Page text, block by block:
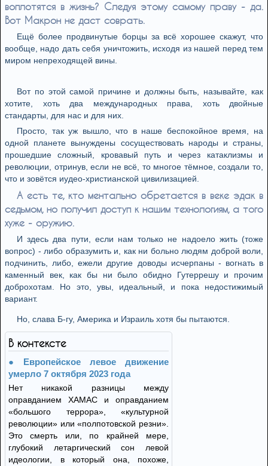
воплотятся в жизнь? Следуя этому самому праву - да.
Вот Макрон не даст соврать.
Ещё более продвинутые борцы за всё хорошее скажут, что
вообще, надо дать себя уничтожить, исходя из нашей перед тем
миром непреходящей вины.
Вот по этой самой причине и должны быть, называйте, как
хотите, хоть два международных права, хоть двойные
стандарты, для нас и для них.
Просто, так уж вышло, что в наше беспокойное время, на
одной планете вынуждены сосуществовать народы и страны,
прошедшие сложный, кровавый путь и через катаклизмы и
революции, отринув, если не всё, то многое тёмное, создали то,
что и зовётся иудео-христианской цивилизацией.
А есть те, кто ментально обретается в веке эдак в
седьмом, но получил доступ к нашим технологиям, а того
хуже - оружию.
И здесь два пути, если нам только не надоело жить (тоже
вопрос) - либо образумить и, как ни больно людям доброй воли,
подчинить, либо, ежели другие доводы исчерпаны - вогнать в
каменный век, как бы ни было обидно Гутеррешу и прочим
доброхотам. Но это, увы, идеальный, и пока недостижимый
вариант.
Но, слава Б-гу, Америка и Израиль хотя бы пытаются.
В контексте
Европейское левое движение
умерло 7 октября 2023 года
Нет никакой разницы между
оправданием ХАМАС и оправданием
«большого террора», «культурной
революции» или «полпотовской резни».
Это смерть или, по крайней мере,
глубокий летаргический сон левой
идеологии, в который она, похоже,